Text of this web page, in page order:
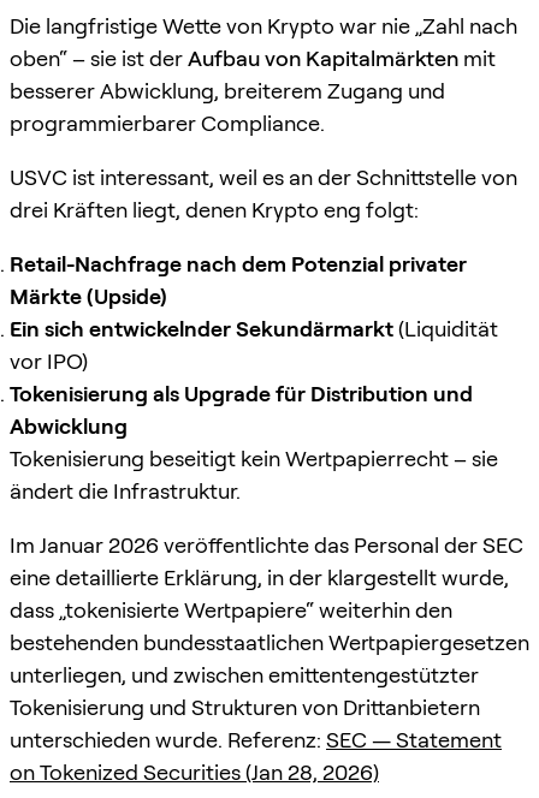
Die langfristige Wette von Krypto war nie „Zahl nach
oben“ – sie ist derAufbau von Kapitalmärkten mit
besserer Abwicklung, breiterem Zugang und
programmierbarer Compliance.
USVC ist interessant, weil es an der Schnittstelle von
drei Kräften liegt, denen Krypto eng folgt:
Retail-Nachfrage nach dem Potenzial privater
Märkte (Upside)
Ein sich entwickelnder Sekundärmarkt(Liquidität
vor IPO)
Tokenisierung als Upgrade für Distribution und
Abwicklung
Tokenisierung beseitigt kein Wertpapierrecht – sie
ändert die Infrastruktur.
Im Januar 2026 veröffentlichte das Personal der SEC
eine detaillierte Erklärung, in der klargestellt wurde,
dass „tokenisierte Wertpapiere“ weiterhin den
bestehenden bundesstaatlichen Wertpapiergesetzen
unterliegen, und zwischen emittentengestützter
Tokenisierung und Strukturen von Drittanbietern
unterschieden wurde. Referenz: SEC — Statement
on Tokenized Securities (Jan 28, 2026)